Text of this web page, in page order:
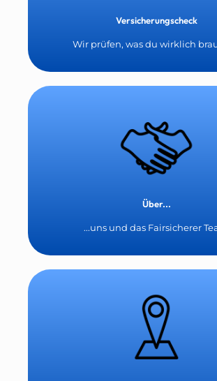
Versicherungscheck
Wir prüfen, was du wirklich
Über...
...uns und das Fairsicherer